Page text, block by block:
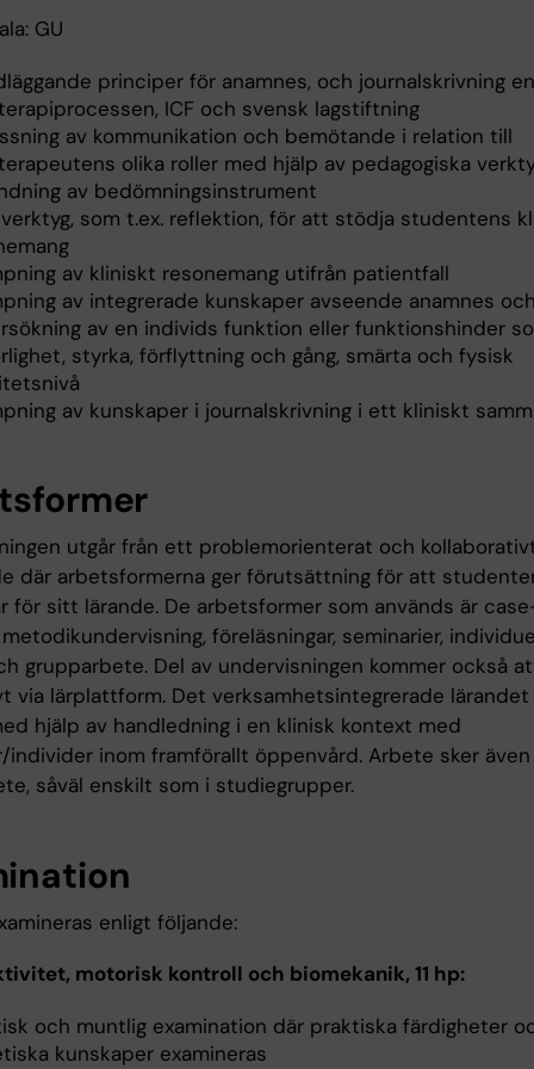
GU
principer för anamnes, och journalskrivning
ICF och svensk lagstiftning
av kommunikation och bemötande i relation till
olika roller med hjälp av pedagogiska
av bedömningsinstrument
som t.ex. reflektion, för att stödja studentens
av kliniskt resonemang utifrån patientfall
av integrerade kunskaper avseende anamnes
av en individs funktion eller funktionshinder
styrka, förflyttning och gång, smärta och fysisk
av kunskaper i journalskrivning i ett kliniskt
utgår från ett problemorienterat och
där arbetsformerna ger förutsättning för att
för sitt lärande. De arbetsformer som används är
föreläsningar, seminarier,
grupparbete. Del av undervisningen kommer också
via lärplattform. Det verksamhetsintegrerade lärandet
hjälp av handledning i en klinisk kontext med
inom framförallt öppenvård. Arbete sker även
såväl enskilt som i studiegrupper.
enligt följande:
motorisk kontroll och biomekanik, 11 hp:
och muntlig examination där praktiska färdigheter
kunskaper examineras